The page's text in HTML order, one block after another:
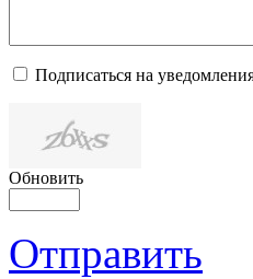
Подписаться на
Обновить
Отправить